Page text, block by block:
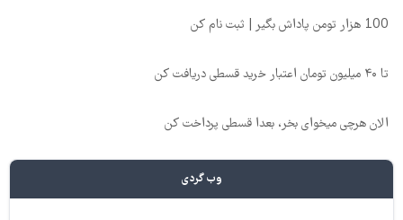
100 هزار تومن پاداش بگیر | ثبت نام کن
تا ۴۰ میلیون تومان اعتبار خرید قسطی دریافت کن
الان هرچی میخوای بخر، بعدا قسطی پرداخت کن
وب گردی